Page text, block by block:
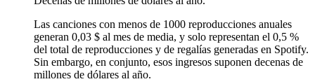
Las canciones con menos de 1000 reproducciones anuales
generan 0,03 $ al mes de media, y solo representan el 0,5 %
del total de reproducciones y de regalías generadas en Spotify.
Sin embargo, en conjunto, esos ingresos suponen decenas de
millones de dólares al año.